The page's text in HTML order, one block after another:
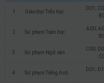
1 Giáo dục Tiểu học
D01;
2 Sư phạm Toán học
A00;
3 Sư phạm Ngữ văn
C00;
4 Sư phạm Tiếng Anh
D01;